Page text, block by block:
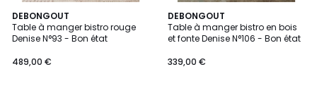
DEBONGOUT
Table à manger bistro rouge
Denise N°93 - Bon état
489,00 €
DEBONGOUT
Table à manger bistro en bois
et fonte Denise N°106 - Bon état
339,00 €